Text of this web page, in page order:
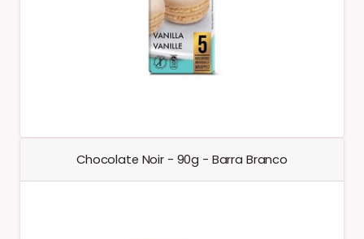
Chocolate Noir - 90g - Barra Branco